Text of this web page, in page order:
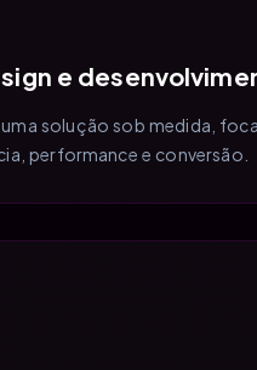
e
solução sob medida,
performance e conversão.